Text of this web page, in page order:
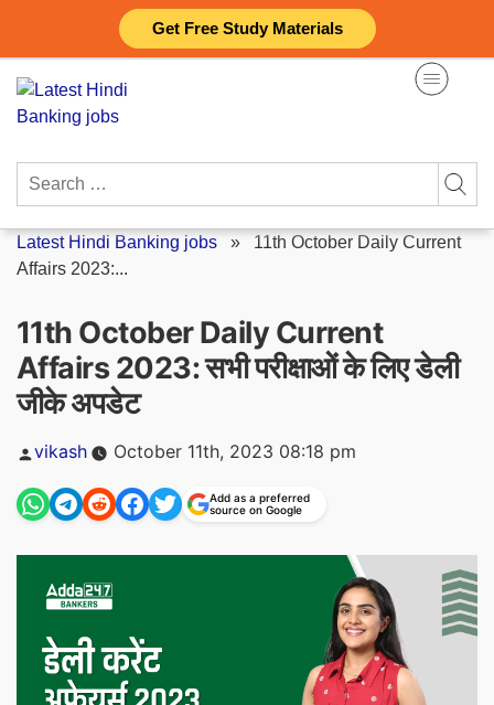
Get Free Study Materials
content
Search
Latest Hindi Banking jobs » 11th October Daily Current
Affairs 2023:...
11th October Daily Current
Affairs 2023: सभी परीक्षाओं के लिए डेली
जीके अपडेट
Posted
vikash October 11th, 2023 08:18 pm
Add as a preferred
source on Google